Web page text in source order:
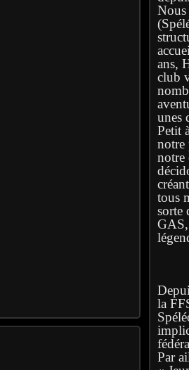
Nous
ans,
club
unes
Petit
notre
notre
tous
sorte
la
Par